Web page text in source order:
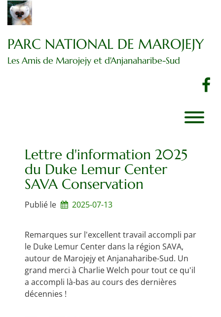
Passer
contenu
PARC NATIONAL DE MAROJEJY
Les Amis de Marojejy et d'Anjanaharibe-Sud
Lettre d'information 2025
du Duke Lemur Center
SAVA Conservation
Publié le 2025-07-13
Remarques sur l'excellent travail accompli par
le Duke Lemur Center dans la région SAVA,
autour de Marojejy et Anjanaharibe-Sud. Un
grand merci à Charlie Welch pour tout ce qu'il
a accompli là-bas au cours des dernières
décennies !